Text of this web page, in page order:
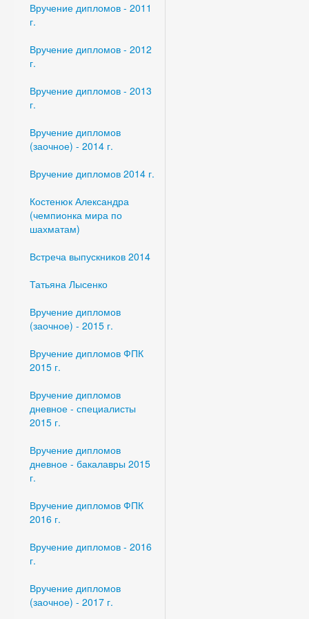
Вручение дипломов - 2011
г.
Вручение дипломов - 2012
г.
Вручение дипломов - 2013
г.
Вручение дипломов
(заочное) - 2014 г.
Вручение дипломов 2014 г.
Костенюк Александра
(чемпионка мира по
шахматам)
Встреча выпускников 2014
Татьяна Лысенко
Вручение дипломов
(заочное) - 2015 г.
Вручение дипломов ФПК
2015 г.
Вручение дипломов
дневное - специалисты
2015 г.
Вручение дипломов
дневное - бакалавры 2015
г.
Вручение дипломов ФПК
2016 г.
Вручение дипломов - 2016
г.
Вручение дипломов
(заочное) - 2017 г.